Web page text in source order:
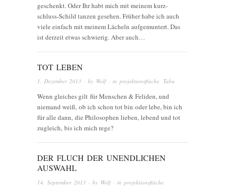
geschenkt. Oder Ihr habt mich mit meinem kurz-
schluss-Schild tanzen gesehen. Früher habe ich auch
viele einfach mit meinem Lächeln aufgemuntert. Das
ist derzeit etwas schwierig. Aber auch…
TOT LEBEN
1. Dezember 2013 · by Wolf· in projektionsfläche, Tabu
Wenn gleiches gilt für Menschen & Feliden, und
niemand weiß, ob ich schon tot bin oder lebe, bin ich
für alle dann, die Philosophen lieben, lebend und tot
zugleich, bis ich mich rege?
DER FLUCH DER UNENDLICHEN
AUSWAHL
14. September 2013 · by Wolf· in projektionsfläche